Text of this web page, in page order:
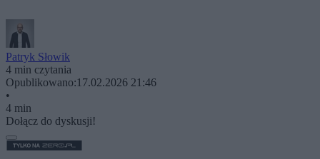
Patryk Słowik
4 min czytania
Opublikowano:17.02.2026 21:46
•
4 min
Dołącz do dyskusji!